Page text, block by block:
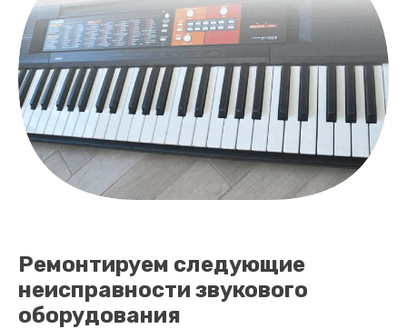
Ремонтируем следующие
неисправности звукового
оборудования